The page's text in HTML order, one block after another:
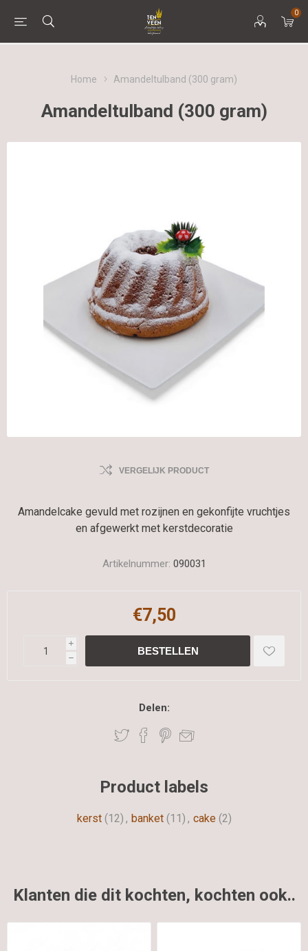
0
Home Amandeltulband (300 gram)
Amandeltulband (300 gram)
VERGELIJK PRODUCT
Amandelcake gevuld met rozijnen en gekonfijte vruchtjes
en afgewerkt met kerstdecoratie
Artikelnummer: 090031
€7,50
i
h
Delen:
Product labels
kerst (12) , banket (11) , cake (2)
Klanten die dit kochten, kochten ook..